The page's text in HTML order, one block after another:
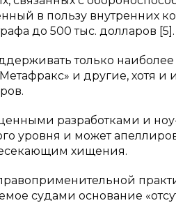
в пользу внутренних
до 500 тыс. долларов [5].
только
и другие, хотя и
разработками и ноу-
уровня и может
хищения.
судами основание